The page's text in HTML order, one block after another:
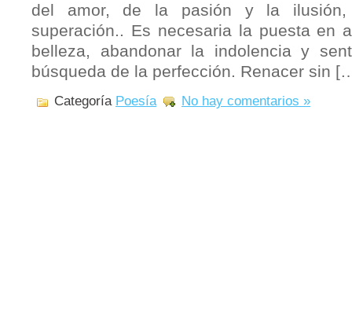
del amor, de la pasión y la
superación.. Es necesaria la puesta en
belleza, abandonar la indolencia y
búsqueda de la perfección. Renacer sin
Categoría Poesía No hay comentarios »